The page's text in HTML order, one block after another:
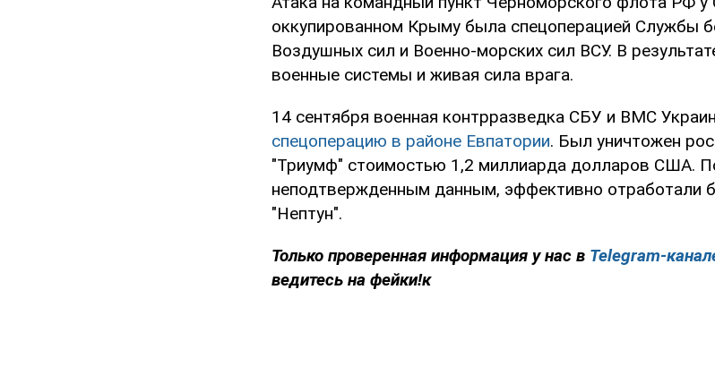
оккупированном Крыму была спецоперацией Службы
Воздушных сил и Военно-морских сил ВСУ. В
военные системы и живая сила врага.
14 сентября военная контрразведка СБУ и ВМС
спецоперацию в районе Евпатории. Был уничтожен
"Триумф" стоимостью 1,2 миллиарда долларов США.
неподтвержденным данным, эффективно отработали
"Нептун".
Только проверенная информация у нас в Telegram-
ведитесь на фейки!к